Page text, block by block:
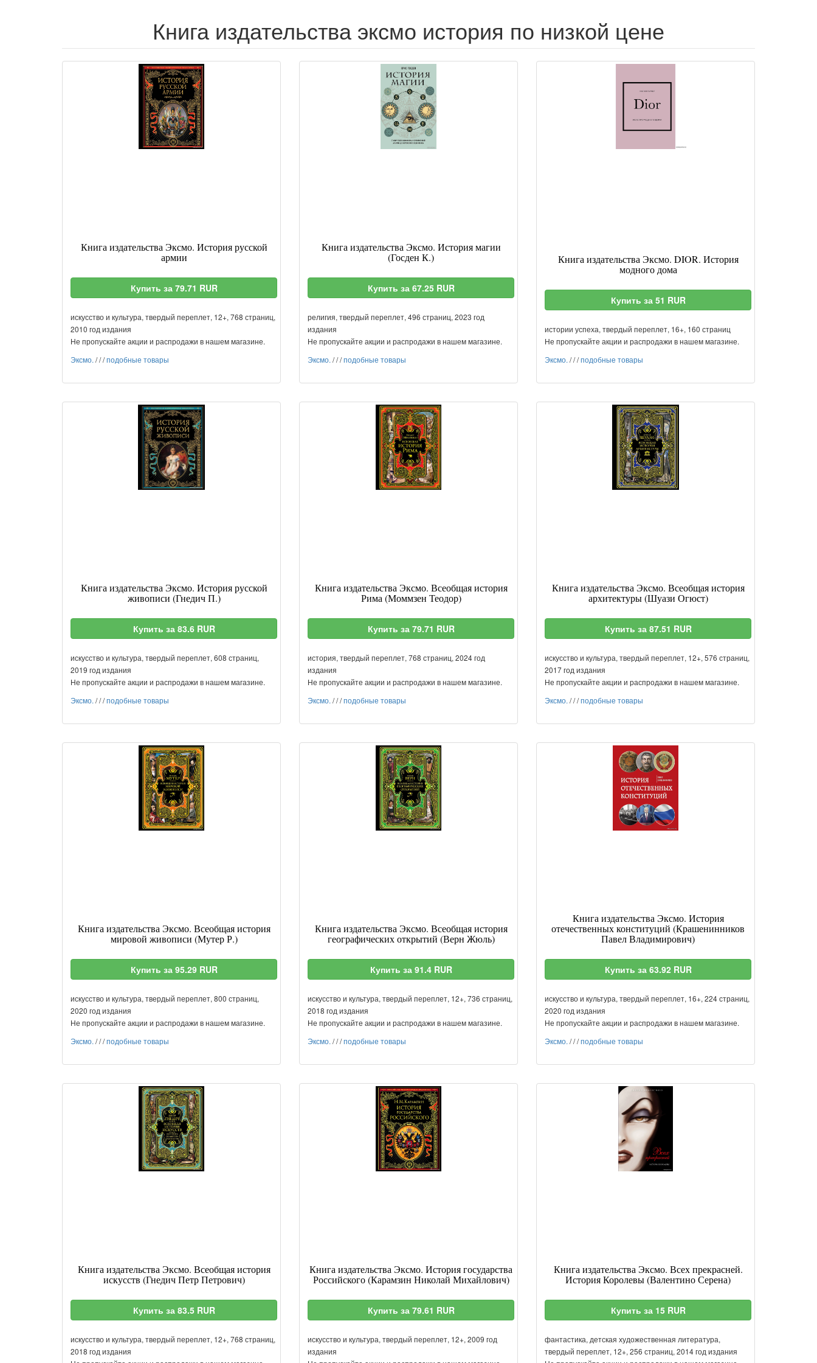
Книга издательства эксмо история по низкой цене
Книга издательства Эксмо. История русской
армии
Купить за 79.71 RUR
искусство и культура, твердый переплет, 12+, 768 страниц,
2010 год издания
Не пропускайте акции и распродажи в нашем магазине.
Эксмо. ///подобные товары
Книга издательства Эксмо. История магии
(Госден К.)
Купить за 67.25 RUR
религия, твердый переплет, 496 страниц, 2023 год
издания
Не пропускайте акции и распродажи в нашем магазине.
Эксмо. ///подобные товары
Книга издательства Эксмо. DIOR. История
модного дома
Купить за 51 RUR
истории успеха, твердый переплет, 16+, 160 страниц
Не пропускайте акции и распродажи в нашем магазине.
Эксмо. ///подобные товары
Книга издательства Эксмо. История русской
живописи (Гнедич П.)
Купить за 83.6 RUR
искусство и культура, твердый переплет, 608 страниц,
2019 год издания
Не пропускайте акции и распродажи в нашем магазине.
Эксмо. ///подобные товары
Книга издательства Эксмо. Всеобщая история
Рима (Моммзен Теодор)
Купить за 79.71 RUR
история, твердый переплет, 768 страниц, 2024 год
издания
Не пропускайте акции и распродажи в нашем магазине.
Эксмо. ///подобные товары
Книга издательства Эксмо. Всеобщая история
архитектуры (Шуази Огюст)
Купить за 87.51 RUR
искусство и культура, твердый переплет, 12+, 576 страниц,
2017 год издания
Не пропускайте акции и распродажи в нашем магазине.
Эксмо. ///подобные товары
Книга издательства Эксмо. Всеобщая история
мировой живописи (Мутер Р.)
Купить за 95.29 RUR
искусство и культура, твердый переплет, 800 страниц,
2020 год издания
Не пропускайте акции и распродажи в нашем магазине.
Эксмо. ///подобные товары
Книга издательства Эксмо. Всеобщая история
географических открытий (Верн Жюль)
Купить за 91.4 RUR
искусство и культура, твердый переплет, 12+, 736 страниц,
2018 год издания
Не пропускайте акции и распродажи в нашем магазине.
Эксмо. ///подобные товары
Книга издательства Эксмо. История
отечественных конституций (Крашенинников
Павел Владимирович)
Купить за 63.92 RUR
искусство и культура, твердый переплет, 16+, 224 страниц,
2020 год издания
Не пропускайте акции и распродажи в нашем магазине.
Эксмо. ///подобные товары
Книга издательства Эксмо. Всеобщая история
искусств (Гнедич Петр Петрович)
Купить за 83.5 RUR
искусство и культура, твердый переплет, 12+, 768 страниц,
2018 год издания
Книга издательства Эксмо. История государства
Российского (Карамзин Николай Михайлович)
Купить за 79.61 RUR
искусство и культура, твердый переплет, 12+, 2009 год
издания
Книга издательства Эксмо. Всех прекрасней.
История Королевы (Валентино Серена)
Купить за 15 RUR
фантастика, детская художественная литература,
твердый переплет, 12+, 256 страниц, 2014 год издания